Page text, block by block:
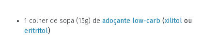
1 colher de sopa (15g) de adoçante low-carb (xilitol ou
eritritol)